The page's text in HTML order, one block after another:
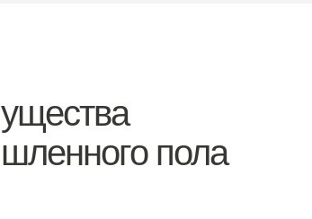
пола